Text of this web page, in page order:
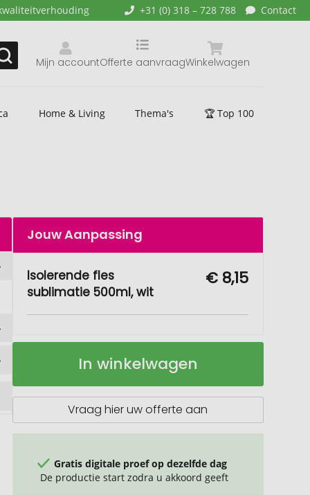
+31 (0) 318 – 728 788 Contact
Mijn account Winkelwagen
Offerte aanvraag
Home & Living Thema's 🏆 Top 100
Jouw Aanpassing
Isolerende fles
sublimatie 500ml, wit
€ 8,15
Isoleerfles
ml
Op
In winkelwagen
Vraag hier uw offerte aan
Gratis digitale proef op dezelfde dag
De productie start zodra u akkoord geeft